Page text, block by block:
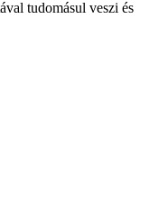
tudomásul veszi és